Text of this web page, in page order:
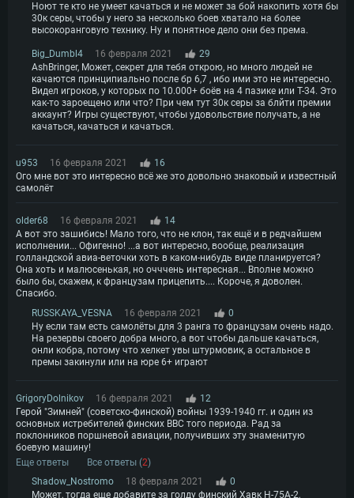
Ноют те кто не умеет качаться и не может за бой накопить хотя бы
30к серы, чтобы у него за несколько боев хватало на более
высокоранговую технику. Ну и понятное дело они без према.
Big_Dumbl4 16 февраля 2021
29
AshBringer, Может, секрет для тебя открою, но много людей не
качаются принципиально после бр 6,7 , ибо ими это не интересно.
Видел игроков, у которых по 10.000+ боёв на 4 пазике или Т-34. Это
как-то зароещено или что? При чем тут 30к серы за блйти премии
аккаунт? Игры существуют, чтобы удовольствие получать, а не
качаться, качаться и качаться.
u953 16 февраля 2021
16
Ого мне вот это интересно всё же это довольно знаковый и известный
самолёт
older68 16 февраля 2021
14
А вот это зашибись! Мало того, что не клон, так ещё и в редчайшем
исполнении... Офигенно! ...а вот интересно, вообще, реализация
голландской авиа-веточки хоть в каком-нибудь виде планируется?
Она хоть и малюсенькая, но очччень интересная... Вполне можно
было бы, скажем, к французам прицепить.... Короче, я доволен.
Спасибо.
RUSSKAYA_VESNA
16 февраля 2021
0
Ну если там есть самолёты для 3 ранга то французам очень надо.
На резервы своего добра много, а вот чтобы дальше качаться,
онли кобра, потому что хелкет увы штурмовик, а остальное в
премы закинули или на юре 6+ играют
GrigoryDolnikov 16 февраля 2021
12
Герой "Зимней" (советско-финской) войны 1939-1940 гг. и один из
основных истребителей финских ВВС того периода. Рад за
поклонников поршневой авиации, получивших эту знаменитую
боевую машину!
Еще ответы
Все ответы (2)
Shadow_Nostromo
18 февраля 2021
0
Может, тогда еще добавите за голду финский Хавк H-75А-2,